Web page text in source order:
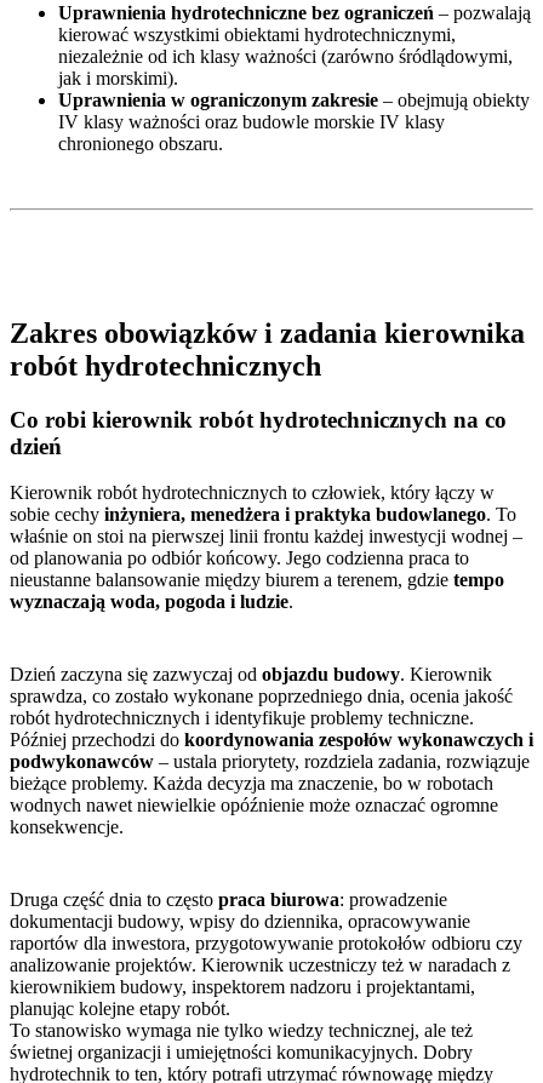
Uprawnienia hydrotechniczne bez ograniczeń – pozwalają
kierować wszystkimi obiektami hydrotechnicznymi,
niezależnie od ich klasy ważności (zarówno śródlądowymi,
jak i morskimi).
Uprawnienia w ograniczonym zakresie – obejmują obiekty
IV klasy ważności oraz budowle morskie IV klasy
chronionego obszaru.
Zakres obowiązków i zadania kierownika
robót hydrotechnicznych
Co robi kierownik robót hydrotechnicznych na co
dzień
Kierownik robót hydrotechnicznych to człowiek, który łączy w
sobie cechy inżyniera, menedżera i praktyka budowlanego. To
właśnie on stoi na pierwszej linii frontu każdej inwestycji wodnej –
od planowania po odbiór końcowy. Jego codzienna praca to
nieustanne balansowanie między biurem a terenem, gdzie tempo
wyznaczają woda, pogoda i ludzie.
Dzień zaczyna się zazwyczaj od objazdu budowy. Kierownik
sprawdza, co zostało wykonane poprzedniego dnia, ocenia jakość
robót hydrotechnicznych i identyfikuje problemy techniczne.
Później przechodzi do koordynowania zespołów wykonawczych i
podwykonawców – ustala priorytety, rozdziela zadania, rozwiązuje
bieżące problemy. Każda decyzja ma znaczenie, bo w robotach
wodnych nawet niewielkie opóźnienie może oznaczać ogromne
konsekwencje.
Druga część dnia to często praca biurowa: prowadzenie
dokumentacji budowy, wpisy do dziennika, opracowywanie
raportów dla inwestora, przygotowywanie protokołów odbioru czy
analizowanie projektów. Kierownik uczestniczy też w naradach z
kierownikiem budowy, inspektorem nadzoru i projektantami,
planując kolejne etapy robót.
To stanowisko wymaga nie tylko wiedzy technicznej, ale też
świetnej organizacji i umiejętności komunikacyjnych. Dobry
hydrotechnik to ten, który potrafi utrzymać równowagę między